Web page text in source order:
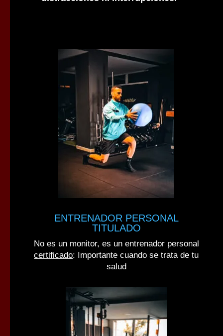
ENTRENADOR PERSONAL
TITULADO
No es un monitor, es un entrenador personal
certificado: Importante cuando se trata de tu
salud